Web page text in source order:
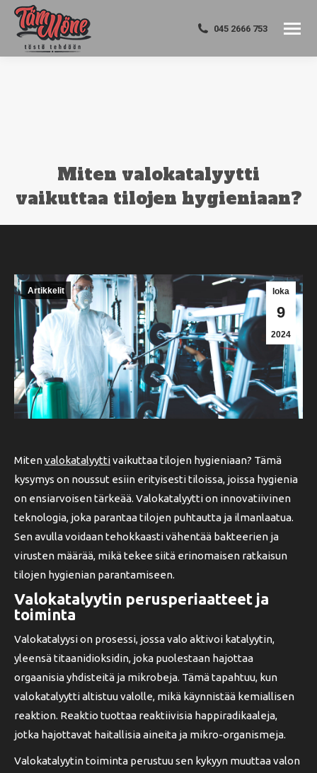
045 2666 753
Miten valokatalyytti
vaikuttaa tilojen hygieniaan?
loka
9
2024
Artikkelit
Mitenvalokatalyyttivaikuttaa tilojen hygieniaan? Tämä
kysymys on noussut esiin erityisesti tiloissa, joissa hygienia
on ensiarvoisen tärkeää. Valokatalyytti on innovatiivinen
teknologia, joka parantaa tilojen puhtautta ja ilmanlaatua.
Sen avulla voidaan tehokkaasti vähentää bakteerien ja
virusten määrää, mikä tekee siitä erinomaisen ratkaisun
tilojen hygienian parantamiseen.
Valokatalyytin perusperiaatteet ja
toiminta
Valokatalyysi on prosessi, jossa valo aktivoi katalyytin,
yleensä titaanidioksidin, joka puolestaan hajottaa
orgaanisia yhdisteitä ja mikrobeja. Tämä tapahtuu, kun
valokatalyytti altistuu valolle, mikä käynnistää kemiallisen
reaktion. Reaktio tuottaa reaktiivisia happiradikaaleja,
jotka hajottavat haitallisia aineita ja mikro-organismeja.
Valokatalyytin toiminta perustuu sen kykyyn muuttaa valon